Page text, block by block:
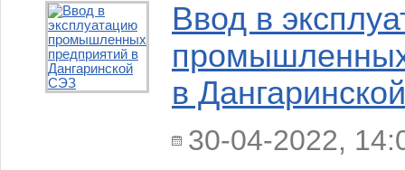
Ввод в
в
30-04-2022,